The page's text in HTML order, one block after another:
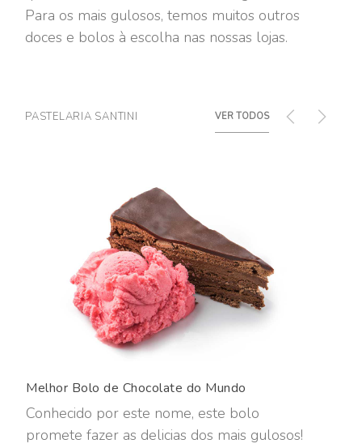
Para os mais gulosos, temos muitos outros
doces e bolos à escolha nas nossas lojas.
PASTELARIA SANTINI VER TODOS
Melhor Bolo de Chocolate do Mundo
Conhecido por este nome, este bolo
promete fazer as delicias dos mais gulosos!